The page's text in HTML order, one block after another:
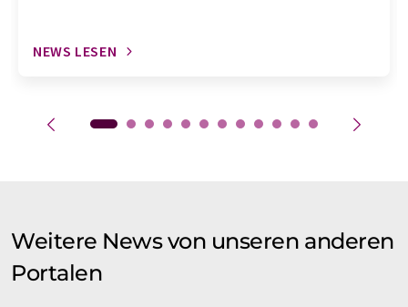
NEWS LESEN
Weitere News von unseren anderen
Portalen